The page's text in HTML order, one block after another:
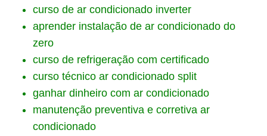
curso de ar condicionado inverter
aprender instalação de ar condicionado do
zero
curso de refrigeração com certificado
curso técnico ar condicionado split
ganhar dinheiro com ar condicionado
manutenção preventiva e corretiva ar
condicionado